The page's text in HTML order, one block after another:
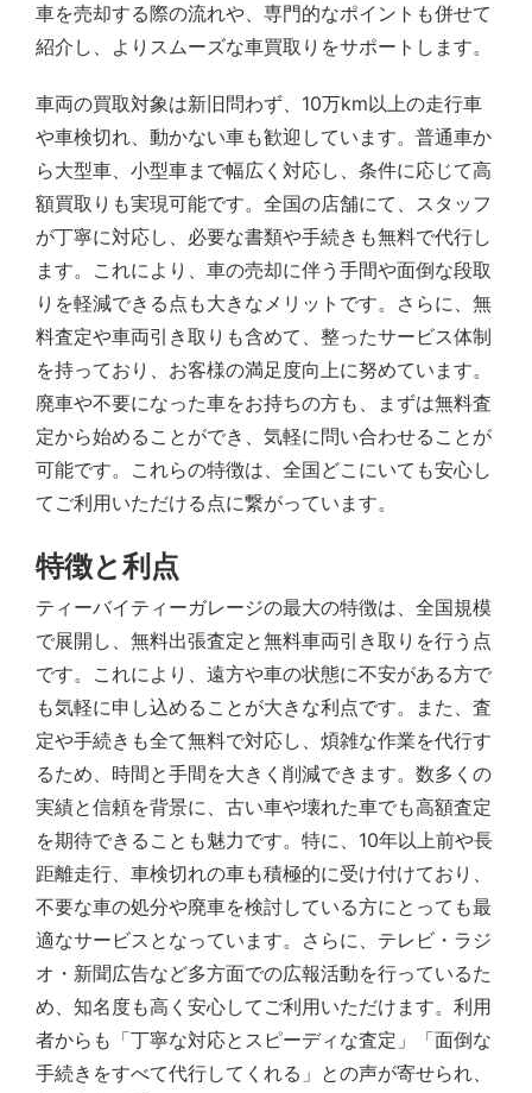
車を売却する際の流れや、専門的なポイントも併せて
紹介し、よりスムーズな車買取りをサポートします。
車両の買取対象は新旧問わず、10万km以上の走行車
や車検切れ、動かない車も歓迎しています。普通車か
ら大型車、小型車まで幅広く対応し、条件に応じて高
額買取りも実現可能です。全国の店舗にて、スタッフ
が丁寧に対応し、必要な書類や手続きも無料で代行し
ます。これにより、車の売却に伴う手間や面倒な段取
りを軽減できる点も大きなメリットです。さらに、無
料査定や車両引き取りも含めて、整ったサービス体制
を持っており、お客様の満足度向上に努めています。
廃車や不要になった車をお持ちの方も、まずは無料査
定から始めることができ、気軽に問い合わせることが
可能です。これらの特徴は、全国どこにいても安心し
てご利用いただける点に繋がっています。
特徴と利点
ティーバイティーガレージの最大の特徴は、全国規模
で展開し、無料出張査定と無料車両引き取りを行う点
です。これにより、遠方や車の状態に不安がある方で
も気軽に申し込めることが大きな利点です。また、査
定や手続きも全て無料で対応し、煩雑な作業を代行す
るため、時間と手間を大きく削減できます。数多くの
実績と信頼を背景に、古い車や壊れた車でも高額査定
を期待できることも魅力です。特に、10年以上前や長
距離走行、車検切れの車も積極的に受け付けており、
不要な車の処分や廃車を検討している方にとっても最
適なサービスとなっています。さらに、テレビ・ラジ
オ・新聞広告など多方面での広報活動を行っているた
め、知名度も高く安心してご利用いただけます。利用
者からも「丁寧な対応とスピーディな査定」「面倒な
手続きをすべて代行してくれる」との声が寄せられ、